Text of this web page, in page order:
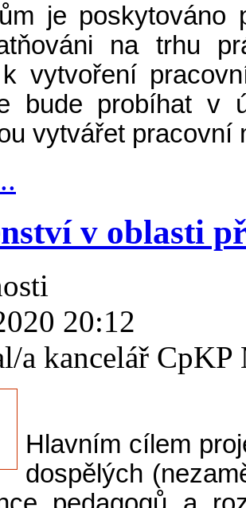
je poskytováno
na trhu
k vytvoření
bude probíhat v
vytvářet
v oblasti
20:12
a kancelář
Hlavním cílem
dospělých